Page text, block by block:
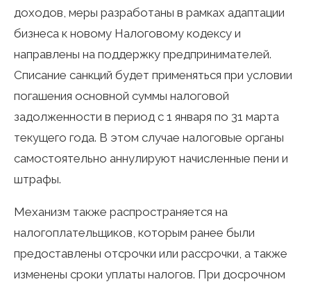
доходов, меры разработаны в рамках адаптации
бизнеса к новому Налоговому кодексу и
направлены на поддержку предпринимателей.
Списание санкций будет применяться при условии
погашения основной суммы налоговой
задолженности в период с 1 января по 31 марта
текущего года. В этом случае налоговые органы
самостоятельно аннулируют начисленные пени и
штрафы.
Механизм также распространяется на
налогоплательщиков, которым ранее были
предоставлены отсрочки или рассрочки, а также
изменены сроки уплаты налогов. При досрочном